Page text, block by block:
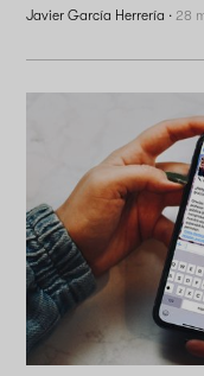
Javier García Herrería ·28